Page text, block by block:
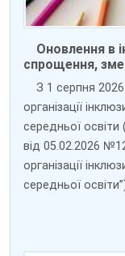
Оновлення в
спрощення,
З 1 серпня
організації
середньої освіти
від 05.02.2026
організації
середньої